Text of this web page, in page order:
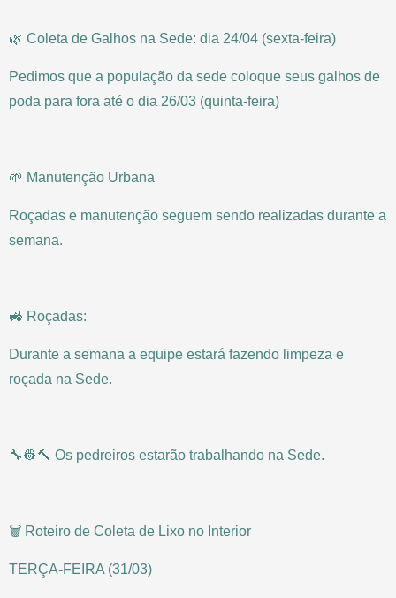
🌿 Coleta de Galhos na Sede: dia 24/04 (sexta-feira)
Pedimos que a população da sede coloque seus galhos de
poda para fora até o dia 26/03 (quinta-feira)
🌱 Manutenção Urbana
Roçadas e manutenção seguem sendo realizadas durante a
semana.
🚜 Roçadas:
Durante a semana a equipe estará fazendo limpeza e
roçada na Sede.
🔧👷🔨 Os pedreiros estarão trabalhando na Sede.
🗑️ Roteiro de Coleta de Lixo no Interior
TERÇA-FEIRA (31/03)